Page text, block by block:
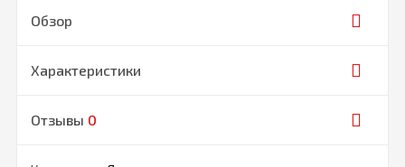
Обзор
Характеристики
Отзывы 0